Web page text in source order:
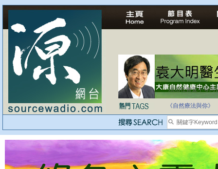
法治社會並不等同
《自然療法與你》